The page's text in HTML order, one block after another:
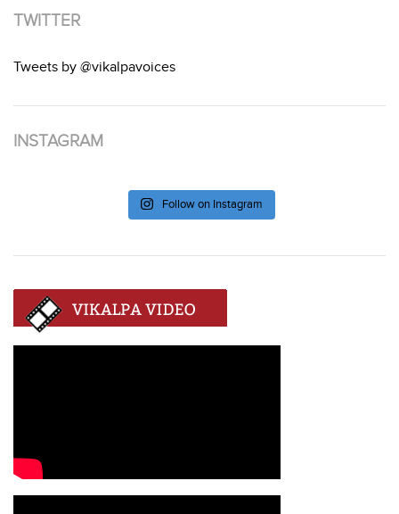
TWITTER
Tweets by @vikalpavoices
INSTAGRAM
Follow on Instagram